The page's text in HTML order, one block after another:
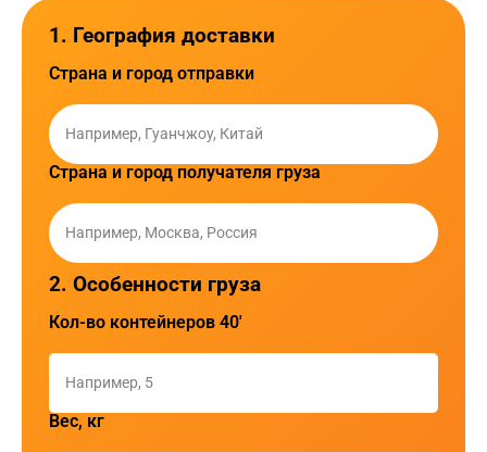
1. География доставки
Страна и город отправки
Страна и город получателя груза
2. Особенности груза
Кол-во контейнеров 40'
Вес, кг